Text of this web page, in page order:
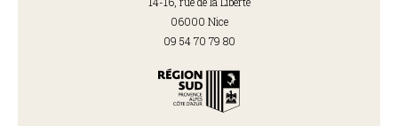
06000 Nice
09 54 70 79 80